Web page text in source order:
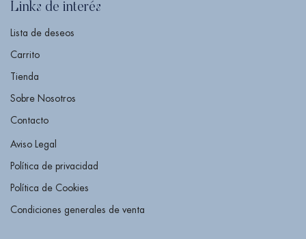
Links de interés
Lista de deseos
Carrito
Tienda
Sobre Nosotros
Contacto
Aviso Legal
Política de privacidad
Política de Cookies
Condiciones generales de venta